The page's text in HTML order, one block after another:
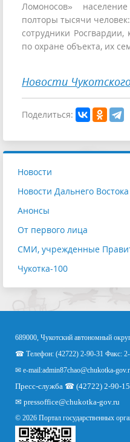
Ломоносов»
полторы тысячи
сотрудники
по охране объекта, их
Новости
Поделиться:
Новости
Новости Дальнего Востока
Анонсы
От первого лица
СМИ, учрежденные
Чукотка-100
689000, Чукотский автономный
☎ Телефон: (42722) 2-90-31 Факс:
✉ e-mail:admin87chao@chukotka-
Пресс-служба ☎ (42722) 2-90-15
✉ pressoffice@chukotka-gov.ru
© 2026 Портал государственных